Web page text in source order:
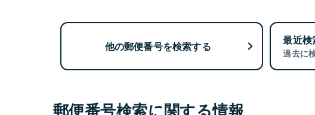
他の郵便番号を検索する 最近検
過去に
郵便番号検索に関する情報